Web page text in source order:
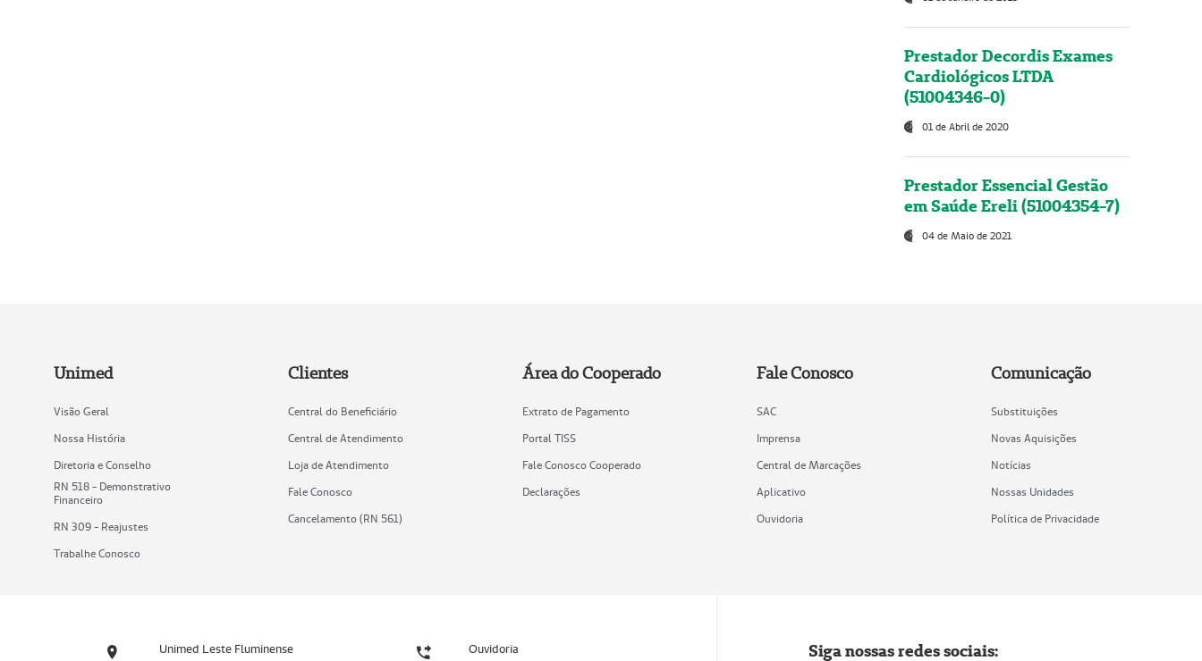
Prestador Decordis Exames
Cardiológicos LTDA
(51004346-0)
01 de Abril de 2020
Prestador Essencial Gestão
em Saúde Ereli (51004354-7)
04 de Maio de 2021
Unimed
Visão Geral
Nossa História
Diretoria e Conselho
RN 518 - Demonstrativo
Financeiro
RN 309 - Reajustes
Trabalhe Conosco
Clientes
Central do Beneficiário
Central de Atendimento
Loja de Atendimento
Fale Conosco
Cancelamento (RN 561)
Área do Cooperado
Extrato de Pagamento
Portal TISS
Fale Conosco Cooperado
Declarações
Fale Conosco
SAC
Imprensa
Central de Marcações
Aplicativo
Ouvidoria
Comunicação
Substituições
Novas Aquisições
Notícias
Nossas Unidades
Política de Privacidade
Unimed Leste Fluminense Ouvidoria Siga nossas redes sociais: